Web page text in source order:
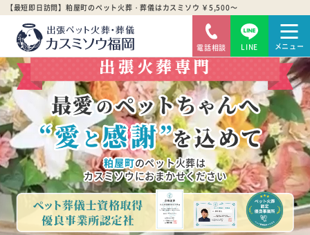
【最短即日訪問】粕屋町のペット火葬・葬儀はカスミソウ ￥5,500～
電話相談 LINE
粕屋町のペット火葬は
カスミソウにおまかせください